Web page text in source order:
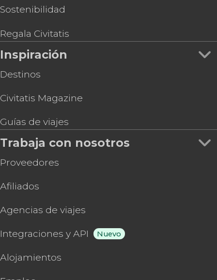
Sostenibilidad
Regala Civitatis
Inspiración
Destinos
Civitatis Magazine
Guías de viajes
Trabaja con nosotros
Proveedores
Afiliados
Agencias de viajes
Integraciones y API Nuevo
Alojamientos